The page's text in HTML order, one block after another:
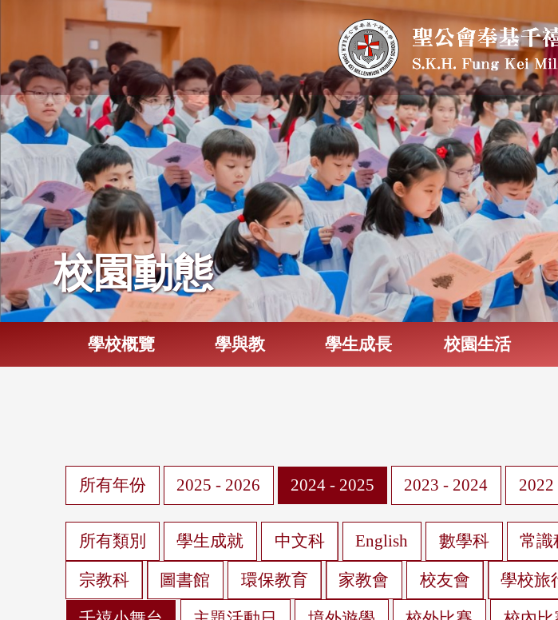
校園動態
學校概覽 學與教 學生成長 校園生活
所有年份 2025 - 2026 2024 - 2025 2023 - 2024 2022
所有類別 學生成就 中文科 English 數學科 常識
宗教科 圖書館 環保教育 家教會 校友會 學校旅